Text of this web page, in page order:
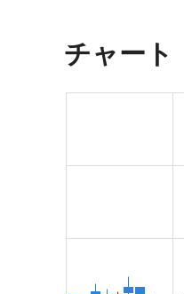
チャート